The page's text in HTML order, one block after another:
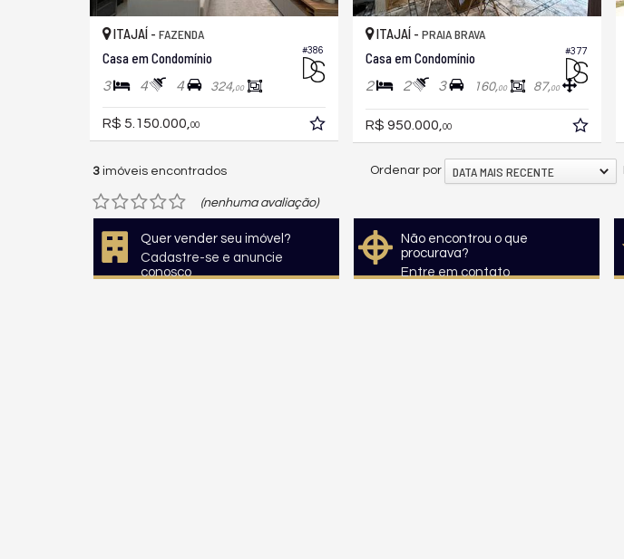
#386
ITAJAÍ - FAZENDA
Casa em Condomínio
3 4 4 324,00
R$ 5.150.000, 00
#377
ITAJAÍ - PRAIA BRAVA
Casa em Condomínio
2 2 3 160,00 87,00
R$ 950.000, 00
3 imóveis encontrados Ordenar por DATA MAIS RECENTE
(nenhuma avaliação)
Quer vender seu imóvel?
Cadastre-se e anuncie
conosco
Não encontrou o que
procurava?
Entre em contato